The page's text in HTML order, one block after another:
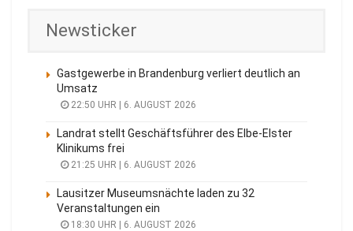
Newsticker
Gastgewerbe in Brandenburg verliert deutlich an
Umsatz
22:50 UHR | 6. AUGUST 2026
Landrat stellt Geschäftsführer des Elbe-Elster
Klinikums frei
21:25 UHR | 6. AUGUST 2026
Lausitzer Museumsnächte laden zu 32
Veranstaltungen ein
18:30 UHR | 6. AUGUST 2026